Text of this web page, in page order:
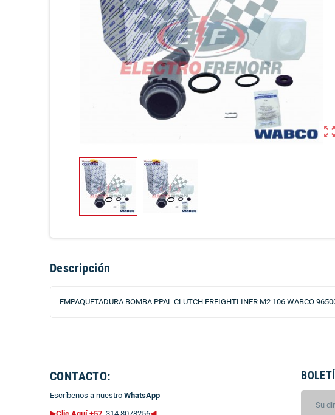
zoom_out_map
Descripción
EMPAQUETADURA BOMBA PPAL CLUTCH FREIGHTLINER M2 106 WABCO
CONTACTO:
Escríbenos a nuestro WhatsApp